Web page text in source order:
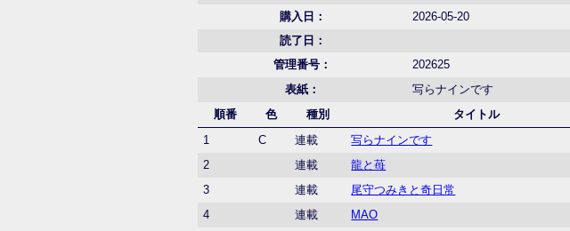
購入日：
2026-05-20
読了日：
管理番号：
202625
表紙：
写らナインです
順番
色 種別 タイトル
1
C 連載 写らナインです
2
連載 龍と苺
3
連載 尾守つみきと奇日常
4
連載 MAO